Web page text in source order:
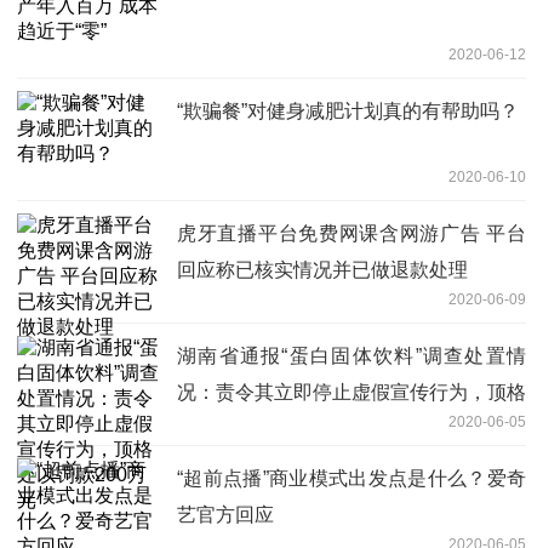
2020-06-12
“欺骗餐”对健身减肥计划真的有帮助吗？
2020-06-10
虎牙直播平台免费网课含网游广告 平台
回应称已核实情况并已做退款处理
2020-06-09
湖南省通报“蛋白固体饮料”调查处置情
况：责令其立即停止虚假宣传行为，顶格
2020-06-05
“超前点播”商业模式出发点是什么？爱奇
艺官方回应
2020-06-05